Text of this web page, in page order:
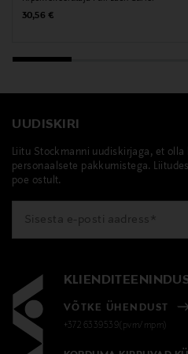
Original Price
30,56 €
UUDISKIRI
Liitu Stockmanni uudiskirjaga, et
personaalsete pakkumistega.
poe ostult.
VÕTKE ÜHENDUST
+372 6339539(pvm/mpm)